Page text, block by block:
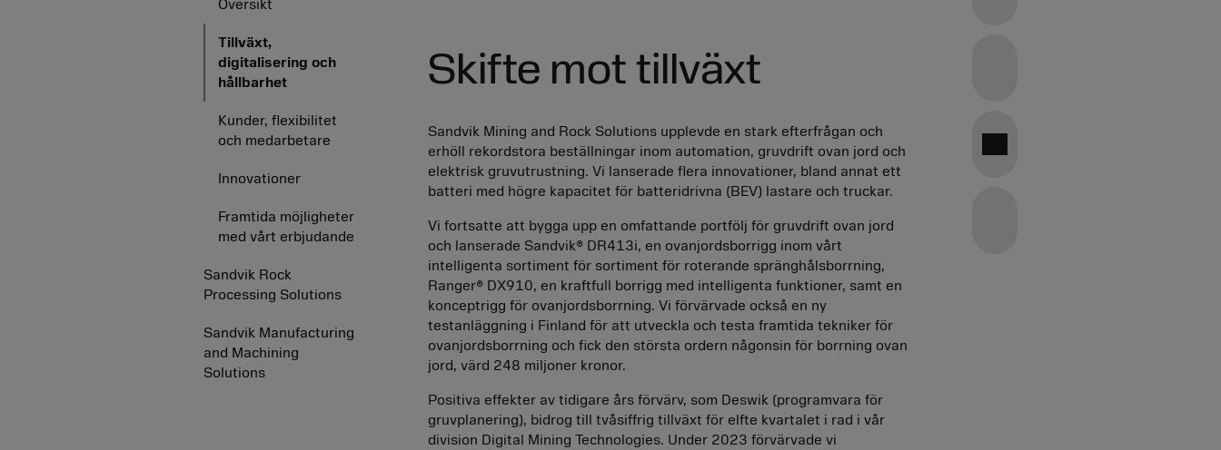
Översikt
Tillväxt,
digitalisering och
hållbarhet
Kunder, flexibilitet
och medarbetare
Innovationer
Framtida möjligheter
med vårt erbjudande
Sandvik Rock
Processing Solutions
Sandvik Manufacturing
and Machining
Solutions
Skifte mot tillväxt
Sandvik Mining and Rock Solutions upplevde en stark efterfrågan och
erhöll rekordstora beställningar inom automation, gruvdrift ovan jord och
elektrisk gruvutrustning. Vi lanserade flera innovationer, bland annat ett
batteri med högre kapacitet för batteridrivna (BEV) lastare och truckar.
Vi fortsatte att bygga upp en omfattande portfölj för gruvdrift ovan jord
och lanserade Sandvik® DR413i, en ovanjordsborrigg inom vårt
intelligenta sortiment för sortiment för roterande spränghålsborrning,
Ranger® DX910, en kraftfull borrigg med intelligenta funktioner, samt en
konceptrigg för ovanjordsborrning. Vi förvärvade också en ny
testanläggning i Finland för att utveckla och testa framtida tekniker för
ovanjordsborrning och fick den största ordern någonsin för borrning ovan
jord, värd 248 miljoner kronor.
Positiva effekter av tidigare års förvärv, som Deswik (programvara för
gruvplanering), bidrog till tvåsiffrig tillväxt för elfte kvartalet i rad i vår
division Digital Mining Technologies. Under 2023 förvärvade vi
content